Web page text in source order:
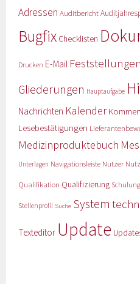
Adressen Auditbericht
Bugfix Checklisten
Drucken E-Mail Feststellungen
Gliederungen Hauptaufgabe
Nachrichten Kalender
Lesebestätigungen
Medizinproduktebuch
Unterlagen Navigationsleiste Nutzer
Qualifikation Qualifizierung Schulung
Stellenprofil Suche System
Texteditor Update